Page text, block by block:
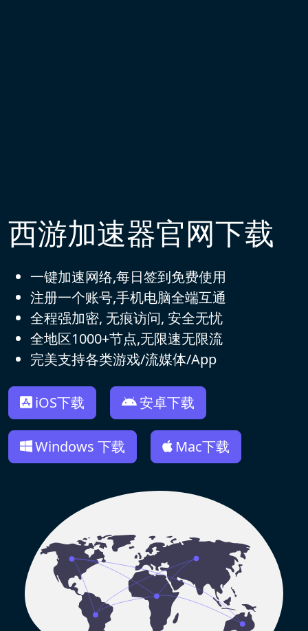
西游加速器官网下载
一键加速网络,每日签到免费使用
注册一个账号,手机电脑全端互通
全程强加密, 无痕访问, 安全无忧
全地区1000+节点,无限速无限流
完美支持各类游戏/流媒体/App
iOS下载 安卓下载
Windows 下载 Mac下载